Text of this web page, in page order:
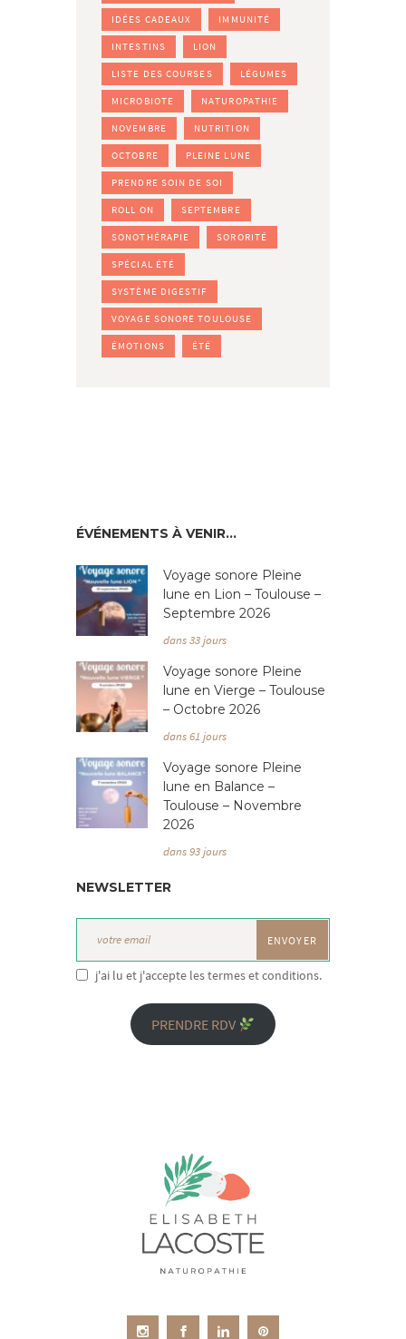
IDÉES CADEAUX IMMUNITÉ
INTESTINS LION
LISTE DES COURSES LÉGUMES
MICROBIOTE NATUROPATHIE
NOVEMBRE NUTRITION
OCTOBRE PLEINE LUNE
PRENDRE SOIN DE SOI
ROLL ON SEPTEMBRE
SONOTHÉRAPIE SORORITÉ
SPÉCIAL ÉTÉ
SYSTÈME DIGESTIF
VOYAGE SONORE TOULOUSE
ÉMOTIONS ÉTÉ
ÉVÉNEMENTS À VENIR…
Voyage sonore Pleine
lune en Lion – Toulouse –
Septembre 2026
dans 33 jours
Voyage sonore Pleine
lune en Vierge – Toulouse
– Octobre 2026
dans 61 jours
Voyage sonore Pleine
lune en Balance –
Toulouse – Novembre
2026
dans 93 jours
NEWSLETTER
j'ai lu et j'accepte les termes et conditions.
PRENDRE RDV